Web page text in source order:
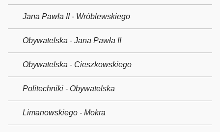
Jana Pawła II - Wróblewskiego
Obywatelska - Jana Pawła II
Obywatelska - Cieszkowskiego
Politechniki - Obywatelska
Limanowskiego - Mokra